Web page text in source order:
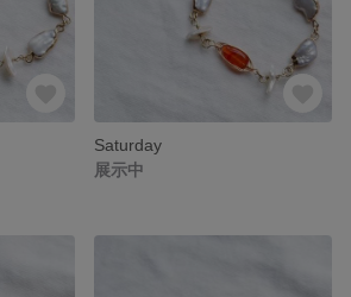
Saturday
展示中